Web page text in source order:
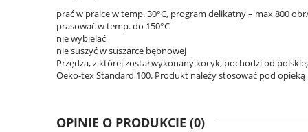
prać w pralce w temp. 30°C, program delikatny – max 800
prasować w temp. do 150°C
nie wybielać
nie suszyć w suszarce bębnowej
Przędza, z której został wykonany kocyk, pochodzi od
Oeko-tex Standard 100. Produkt należy stosować pod
OPINIE O PRODUKCIE (0)